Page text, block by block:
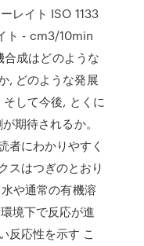
レイト ISO 1133
ト - cm3/10min
成はどのような
, どのような発展
して今後, とくに
期待されるか。
者にわかりやすく
スはつぎのとおり
や通常の有機溶
境下で反応が進
反応性を示す こ